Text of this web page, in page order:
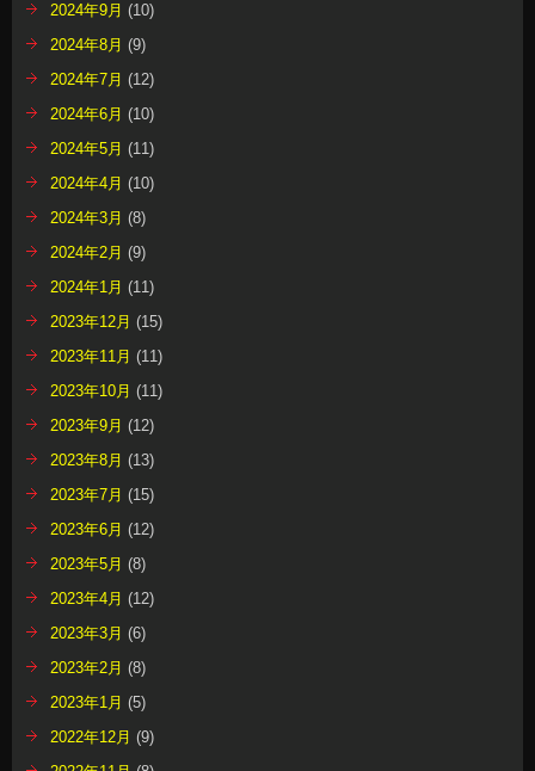
2024年9月 (10)
2024年8月 (9)
2024年7月 (12)
2024年6月 (10)
2024年5月 (11)
2024年4月 (10)
2024年3月 (8)
2024年2月 (9)
2024年1月 (11)
2023年12月 (15)
2023年11月 (11)
2023年10月 (11)
2023年9月 (12)
2023年8月 (13)
2023年7月 (15)
2023年6月 (12)
2023年5月 (8)
2023年4月 (12)
2023年3月 (6)
2023年2月 (8)
2023年1月 (5)
2022年12月 (9)